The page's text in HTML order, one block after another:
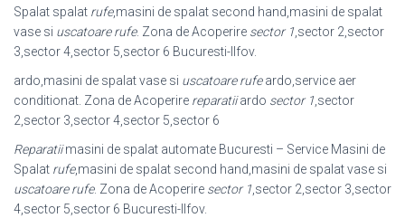
Spalat spalat rufe,masini de spalat second hand,masini de spalat
vase si uscatoare rufe. Zona de Acoperire sector 1,sector 2,sector
3,sector 4,sector 5,sector 6 Bucuresti-Ilfov.
ardo,masini de spalat vase si uscatoare rufeardo,service aer
conditionat. Zona de Acoperire reparatiiardo sector 1,sector
2,sector 3,sector 4,sector 5,sector 6
Reparatiimasini de spalat automate Bucuresti – Service Masini de
Spalat rufe,masini de spalat second hand,masini de spalat vase si
uscatoare rufe. Zona de Acoperire sector 1,sector 2,sector 3,sector
4,sector 5,sector 6 Bucuresti-Ilfov.